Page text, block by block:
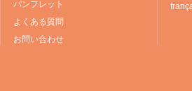
パンフレット
よくある質問
お問い合わせ